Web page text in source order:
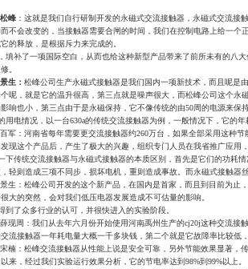
峰 ：这就是我们自行研制开发的永磁式交流接触器，永磁式交流
不会改变的，当接触器需要合闸的时间，我们在控制电路上给一
的释放，是根据斥力来完成的。
填补了一项国际空白，从而也给这种新型产品带来了前所未有的八
。
生： 松峰公司生产永磁式接触器是我们国内一项新技术，而且呢是
呢，就是它的温升很高，第三点就是噪声很大，而松峰公司这个
响也小，第三点由于是永磁保持，它不像传统的由50周的电源来
用电情况，以一台630a的传统交流接触器为例，一般情况下，它的
军：河南省每年需要更交流接触器约260万台，如果全部采用这种
现这个产品后，产生了极大的兴趣，组织专门人员在我省推广应用
下传统交流接触器与永磁式接触器的本质区别，首先是它们的功耗
轻则造成三项不同步，损坏电机，重则造成事故。而永磁式接触
生：松峰公司开发的这个新产品，在国内是首家，而且到目前为
大的突然，会对我们低压电器发展造成不可估量的影响。
了众多行业的认可，并很快进入的实验阶段。
现周：我们从去年六月份开始使用河南禹州生产的cj20j这种交流
流接触器一年耗电量大概一千多块钱，第二个就是它故障率比较
楠：松峰交流接触器从性能上说是安全可靠，另外节能效果显著
来，经过我们实验运行效果分析，它的节电率达到98%到99%以上。